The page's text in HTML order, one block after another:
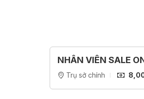
NHÂN VIÊN SALE
Trụ sở chính